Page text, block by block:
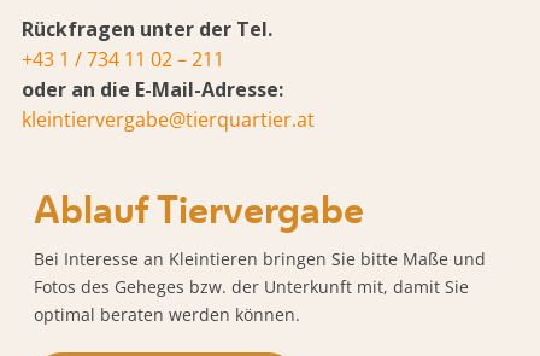
Rückfragen unter der Tel.
+43 1 / 734 11 02 – 211
oder an die E-Mail-Adresse:
kleintiervergabe@tierquartier.at
Ablauf Tiervergabe
Bei Interesse an Kleintieren bringen Sie bitte Maße und
Fotos des Geheges bzw. der Unterkunft mit, damit Sie
optimal beraten werden können.